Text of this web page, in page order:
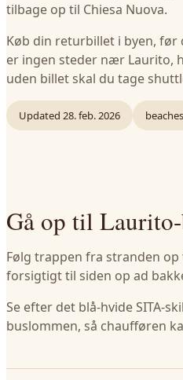
tilbage op til Chiesa Nuova.
Køb din returbillet i byen,
er ingen steder nær Laurito,
uden billet skal du tage
Updated 28. feb. 2026 beaches
Gå op til
Følg trappen fra stranden
forsigtigt til siden op ad
Se efter det blå-hvide SITA-
buslommen, så chaufføren